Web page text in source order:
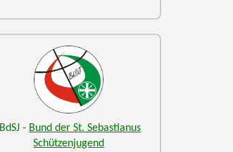
BdSJ - Bund der St. Sebastianus
Schützenjugend